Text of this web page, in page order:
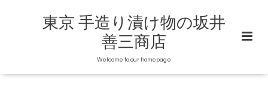
東京 手造り漬け物の坂井
善三商店
Welcome to our homepage